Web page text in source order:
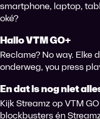
smartphone, laptop,
oké?
Hallo VTM GO+
Reclame? No way. Elke
onderweg, you press
En dat is nog niet
Kijk Streamz op VTM
blockbusters én